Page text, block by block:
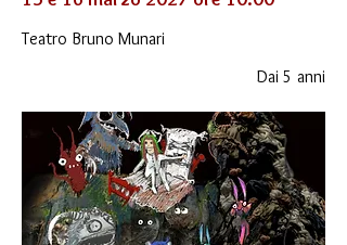
Teatro Bruno Munari
Dai 5 anni